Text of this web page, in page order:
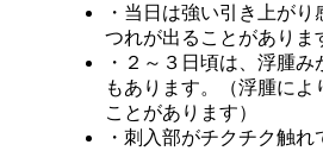
・当日は強い引き上が
つれが出ることがありま
・２～３日頃は、浮腫
もあります。（浮腫に
ことがあります）
・刺入部がチクチク触